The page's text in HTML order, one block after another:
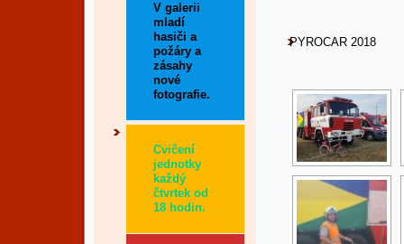
V galerii
mladí
hasiči a
požáry a
zásahy
nové
fotografie.
Cvičení
jednotky
každý
čtvrtek od
18 hodin.
PYROCAR 2018